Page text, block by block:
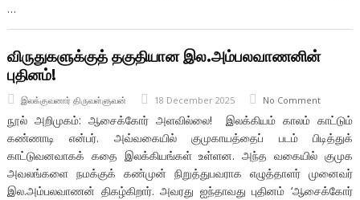
…
விருதுகளுக்குத் தகுதியான இல.அம்பலவாணனின்
புதினம்!
இலக்குவனார் திருவள்ளுவன் 18 December 2025 No Comment
நூல் அறிமுகம்: ஆசைக்கோர் அளவில்லை! இலக்கியம் காலம் காட்டும்
கண்ணாடி என்பர். அவ்வகையில் குமுகாயத்தைப் படம் பிடித்துக்
காட்டுவனவாகக் கதை இலக்கியங்கள் உள்ளன. அந்த வகையில் குமுக
அவலங்களை நமக்குக் கண்முன் நிறுத்துபவராக எழுத்தாளர் முனைவர்
இல.அம்பலவாணன் திகழ்கிறார். அவரது ஐந்தாவது புதினம் ‘ஆசைக்கோர்